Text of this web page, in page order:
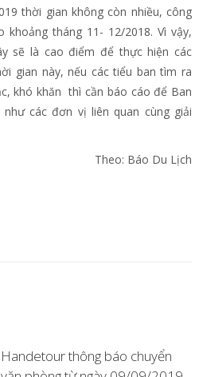
thời gian không còn nhiều, công
tháng 11- 12/2018. Vì vậy,
sẽ là cao điểm để thực hiện các
gian này, nếu các tiểu ban tìm ra
khó khăn thì cần báo cáo để Ban
các đơn vị liên quan cùng giải
Theo: Báo Du Lịch
Handetour thông báo chuyển